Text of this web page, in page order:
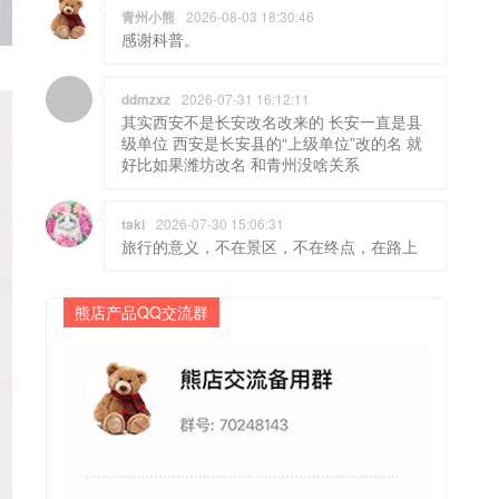
青州小熊 2026-08-03 18:30:46
感谢科普。
ddmzxz 2026-07-31 16:12:11
其实西安不是长安改名改来的 长安一直是县
级单位 西安是长安县的“上级单位”改的名 就
好比如果潍坊改名 和青州没啥关系
taki 2026-07-30 15:06:31
旅行的意义，不在景区，不在终点，在路上
熊店产品QQ交流群